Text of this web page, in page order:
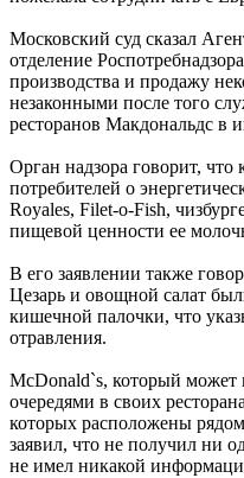
Московский суд сказал
отделение
производства и продажу
незаконными после того
ресторанов Макдональдс в
Орган надзора говорит,
потребителей о
Royales, Filet-o-Fish,
пищевой ценности ее
В его заявлении также
Цезарь и овощной салат
кишечной палочки, что
отравления.
McDonald`s, который может
очередями в своих
которых расположены
заявил, что не получил ни
не имел никакой